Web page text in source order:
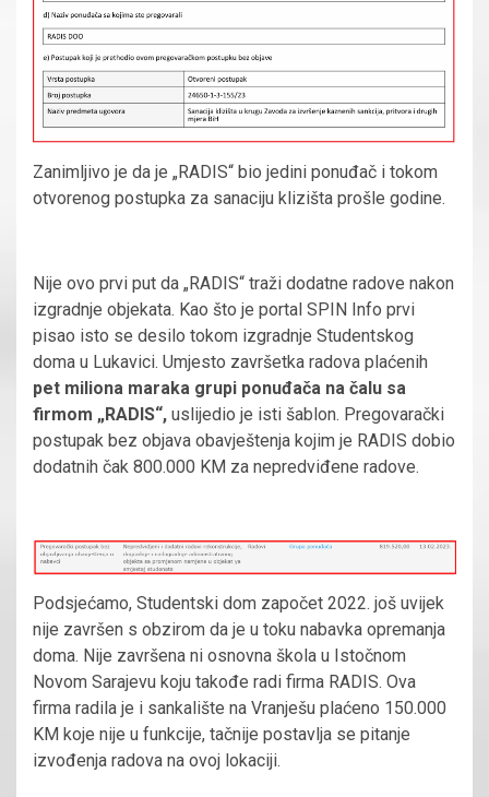
Zanimljivo je da je „RADIS“ bio jedini ponuđač i tokom
otvorenog postupka za sanaciju klizišta prošle godine.
Nije ovo prvi put da „RADIS“ traži dodatne radove nakon
izgradnje objekata. Kao što je portal SPIN Info prvi
pisao isto se desilo tokom izgradnje Studentskog
doma u Lukavici. Umjesto završetka radova plaćenih
pet miliona maraka grupi ponuđača na čalu sa
firmom „RADIS“, uslijedio je isti šablon. Pregovarački
postupak bez objava obavještenja kojim je RADIS dobio
dodatnih čak 800.000 KM za nepredviđene radove.
Podsjećamo, Studentski dom započet 2022. još uvijek
nije završen s obzirom da je u toku nabavka opremanja
doma. Nije završena ni osnovna škola u Istočnom
Novom Sarajevu koju takođe radi firma RADIS. Ova
firma radila je i sankalište na Vranješu plaćeno 150.000
KM koje nije u funkcije, tačnije postavlja se pitanje
izvođenja radova na ovoj lokaciji.